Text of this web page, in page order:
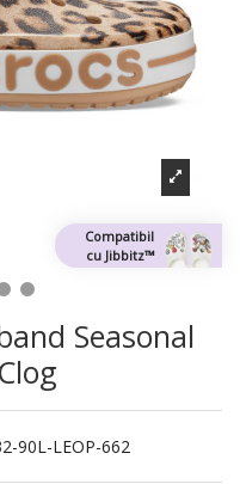
Compatibil
cu Jibbitz™
Seasonal
90L-LEOP-662